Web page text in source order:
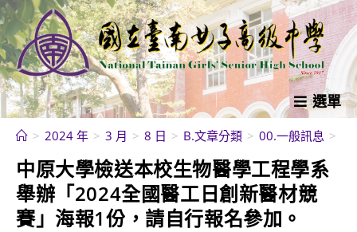
跳
轉
至
主
要
內
選單
> 2024 年 > 3 月 > 8 日 > B.文章分類 > 00.一般訊息 >
中原大學檢送本校生物醫學工程學系
舉辦「2024全國醫工日創新醫材競
賽」海報1份，請自行報名參加。